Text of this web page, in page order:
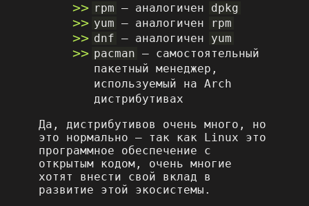
rpm – аналогичен dpkg
yum – аналогичен
rpm
dnf – аналогичен yum
pacman – самостоятельный
пакетный менеджер,
используемый на Arch
дистрибутивах
Да, дистрибутивов очень много, но
это нормально – так как Linux это
программное обеспечение с
открытым кодом, очень многие
хотят внести свой вклад в
развитие этой экосистемы.